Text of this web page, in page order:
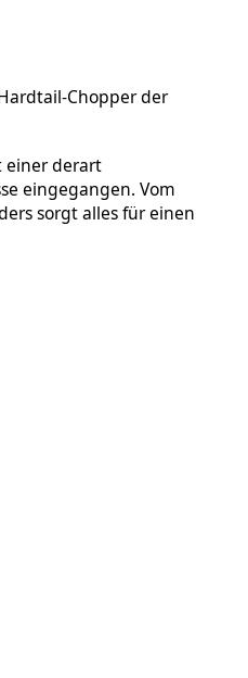
Chopper der
einer derart
eingegangen. Vom
sorgt alles für einen